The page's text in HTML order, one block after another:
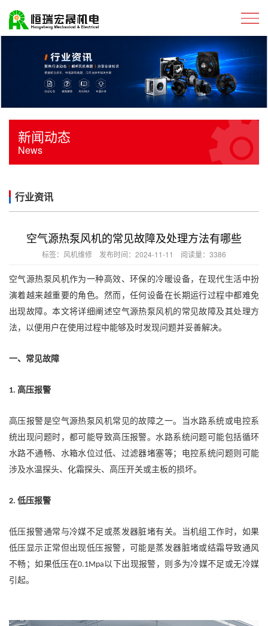
新闻动态
News
行业资讯
空气源热泵风机的常见故障及处理方法有哪些
标签： 风机维修 发布时间：2024-11-11 阅读量：3386
空气源热泵风机作为一种高效、环保的冷暖设备，在现代生活中扮
演着越来越重要的角色。然而，任何设备在长期运行过程中都难免
出现故障。本文将详细阐述空气源热泵风机的常见故障及其处理方
法，以便用户在使用过程中能够及时发现问题并妥善解决。
一、常见故障
1. 高压报警
高压报警是空气源热泵风机常见的故障之一。当水路系统或电控系
统出现问题时，都可能导致高压报警。水路系统问题可能包括循环
水路不通畅、水箱水位过低、过滤器堵塞等；电控系统问题则可能
涉及水温探头、化霜探头、高压开关或主板的损坏。
2. 低压报警
低压报警通常与冷媒不足或蒸发器脏堵有关。当机组工作时，如果
低压显示正常但出现低压报警，可能是蒸发器脏堵或结霜导致通风
不畅；如果低压在0.1Mpa以下出现报警，则多为冷媒不足或无冷媒
引起。